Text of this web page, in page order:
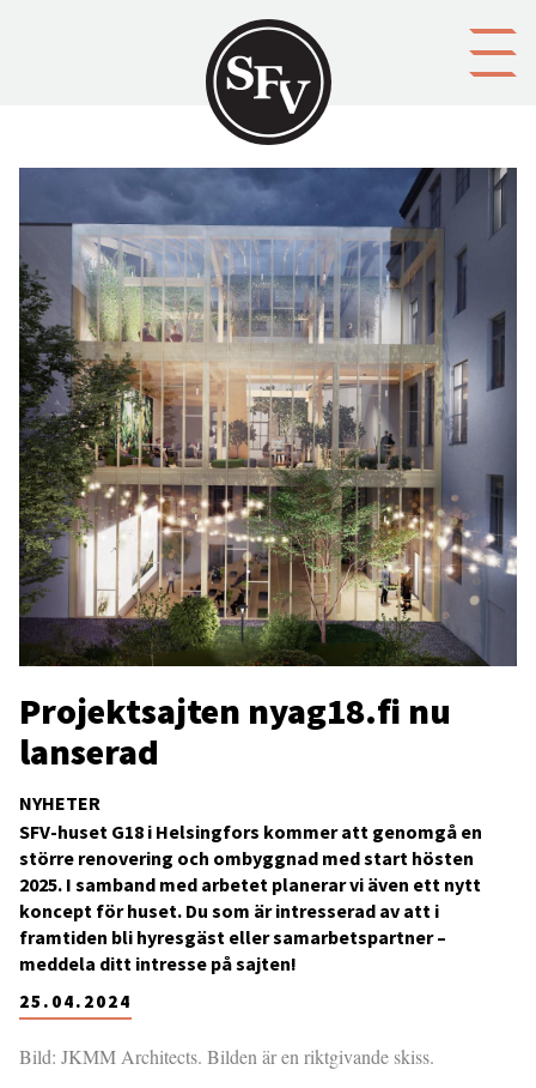
NYHETER
Projektsajten nyag18.fi nu
lanserad
25.04.2024
SFV-huset G18 i Helsingfors kommer att genomgå en
större renovering och ombyggnad med start hösten
2025. I samband med arbetet planerar vi även ett nytt
koncept för huset. Du som är intresserad av att i
framtiden bli hyresgäst eller samarbetspartner –
meddela ditt intresse på sajten!
Bild: JKMM Architects. Bilden är en riktgivande skiss.